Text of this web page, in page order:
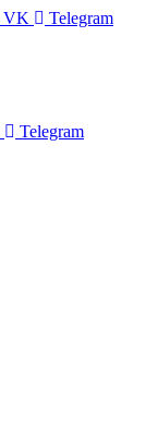
VK
Telegram
Telegram